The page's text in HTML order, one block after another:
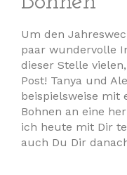
Um den
paar wundervolle
dieser Stelle
Post! Tanya und
beispielsweise mit
Bohnen an eine
ich heute mit Dir
auch Du Dir